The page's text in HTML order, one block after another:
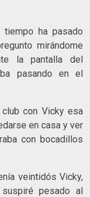
tiempo ha pasado
mirándome
la pantalla del
pasando en el
con Vicky esa
en casa y ver
con bocadillos
veintidós Vicky,
pesado al